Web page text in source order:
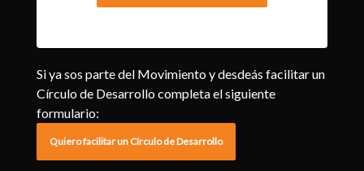
Si ya sos parte del Movimiento y desdeás facilitar un
Círculo de Desarrollo completa el siguiente
formulario:
Quiero facilitar un Círculo de Desarrollo